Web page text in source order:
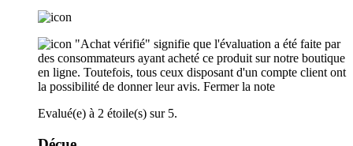
"Achat vérifié" signifie que l'évaluation a été faite par
des consommateurs ayant acheté ce produit sur notre boutique
en ligne. Toutefois, tous ceux disposant d'un compte client ont
la possibilité de donner leur avis. Fermer la note
Evalué(e) à 2 étoile(s) sur 5.